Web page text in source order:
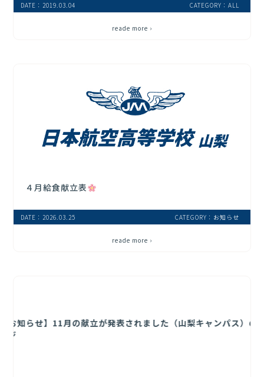
DATE：2019.03.04 CATEGORY：ALL
reade more ›
４月給食献立表
DATE：2026.03.25 CATEGORY：お知らせ
reade more ›